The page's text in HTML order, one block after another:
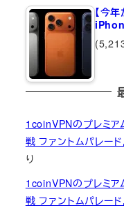
【今
1coinVPNのプレミア
戦 ファントムパレー
り
1coinVPNのプレミア
戦 ファントムパレー